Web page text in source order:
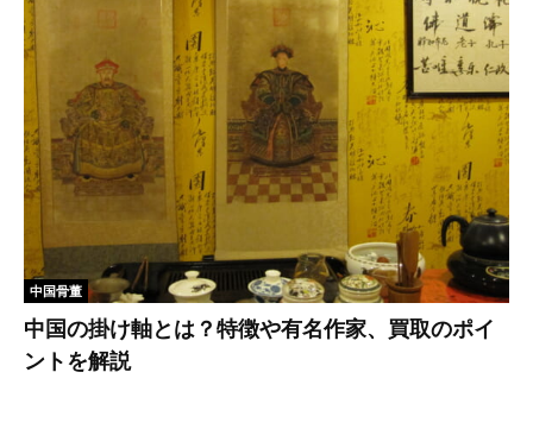
中国骨董
中国の掛け軸とは？特徴や有名作家、買取のポイ
ントを解説